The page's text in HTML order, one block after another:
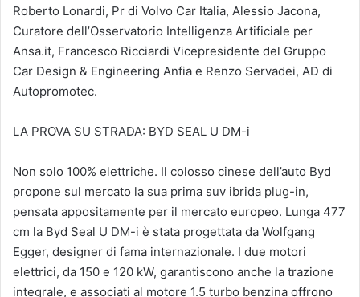
Roberto Lonardi, Pr di Volvo Car Italia, Alessio Jacona,
Curatore dell’Osservatorio Intelligenza Artificiale per
Ansa.it, Francesco Ricciardi Vicepresidente del Gruppo
Car Design & Engineering Anfia e Renzo Servadei, AD di
Autopromotec.
LA PROVA SU STRADA: BYD SEAL U DM-i
Non solo 100% elettriche. Il colosso cinese dell’auto Byd
propone sul mercato la sua prima suv ibrida plug-in,
pensata appositamente per il mercato europeo. Lunga 477
cm la Byd Seal U DM-i è stata progettata da Wolfgang
Egger, designer di fama internazionale. I due motori
elettrici, da 150 e 120 kW, garantiscono anche la trazione
integrale, e associati al motore 1.5 turbo benzina offrono